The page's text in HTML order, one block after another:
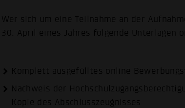
Wer sich um eine Teilnahme an der
30. April eines Jahres folgende Unterlagen
Komplett ausgefülltes online
Nachweis der
Kopie des Abschluss­zeugnisses